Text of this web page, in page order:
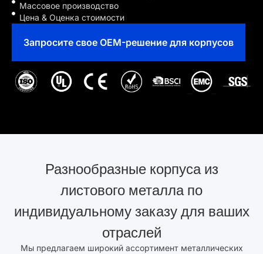
Массовое производство
Цена & Оценка стоимости
Запросите свое OEM-решение для корпусов
Разнообразные корпуса из
листового металла по
индивидуальному заказу для ваших
отраслей
Мы предлагаем широкий ассортимент металлических